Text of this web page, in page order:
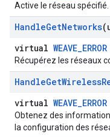
Active le réseau spécifié.
HandleGetNetworks
virtual WEAVE_ERROR
Récupérez les réseaux
HandleGetWireless
virtual WEAVE_ERROR
Obtenez des
la configuration des